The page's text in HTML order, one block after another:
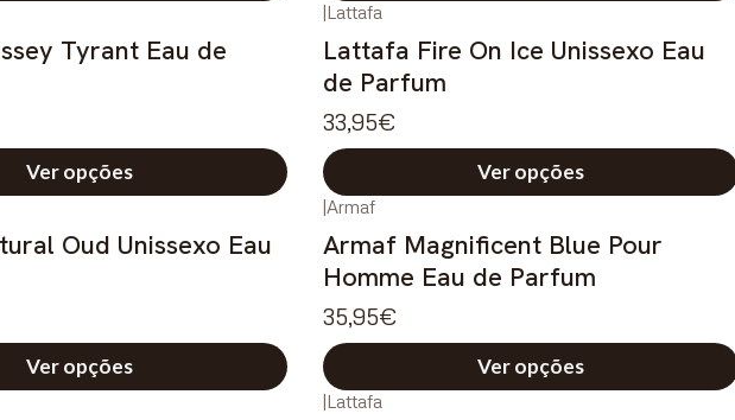
Tyrant Eau de
Ver opções
|Lattafa
Lattafa Fire On Ice Unissexo Eau
de Parfum
33,95€
Ver opções
Oud Unissexo Eau
Ver opções
|Armaf
Armaf Magnificent Blue Pour
Homme Eau de Parfum
35,95€
Ver opções
|Lattafa